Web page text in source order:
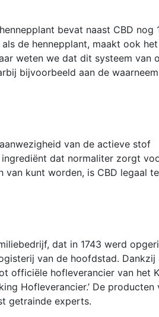
bevat naast CBD nog
de hennepplant, maakt ook
weten we dat dit systeem van
bijvoorbeeld aan de
van de actieve stof
dat normaliter zorgt
van kunt worden, is CBD legaal
dat in 1743 werd
van de hoofdstad. Dankzij
officiële hofleverancier van het
Hofleverancier.’ De
getrainde experts.